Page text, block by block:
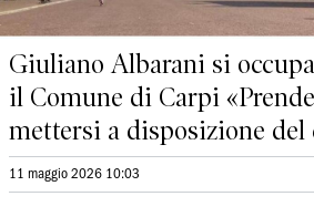
Giuliano Albarani si
il Comune di Carpi
mettersi a disposizione
11 maggio 2026 10:03